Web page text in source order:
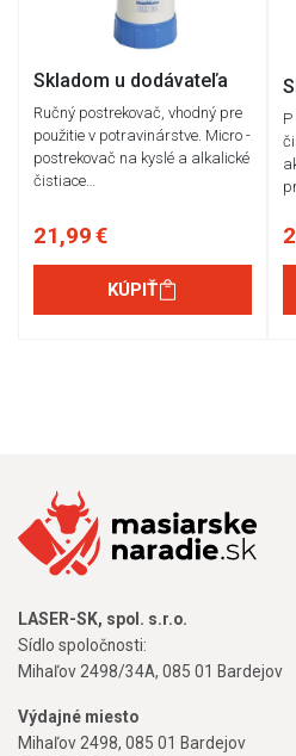
Skladom u dodávateľa
Ručný postrekovač, vhodný pre
použitie v potravinárstve. Micro -
postrekovač na kyslé a alkalické
čistiace…
21,99 €
KÚPIŤ
LASER-SK, spol. s.r.o.
Sídlo spoločnosti:
Mihaľov 2498/34A, 085 01 Bardejov
Výdajné miesto
Mihaľov 2498, 085 01 Bardejov